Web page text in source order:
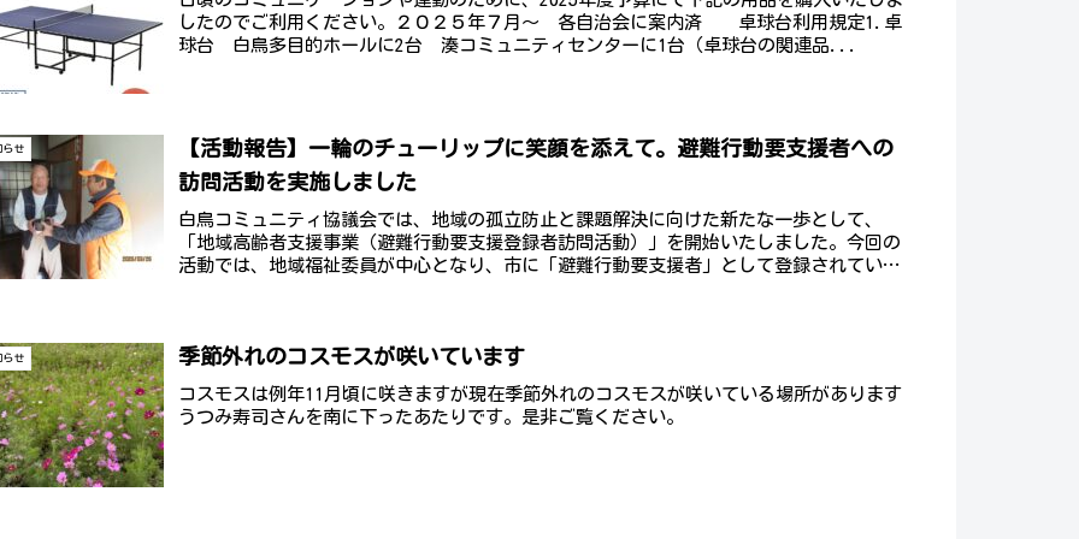
したのでご利用ください。２０２５年７月～ 各自治会に案内済 卓球台利用規定1.卓
球台 白鳥多目的ホールに2台 湊コミュニティセンターに1台（卓球台の関連品...
らせ
【活動報告】一輪のチューリップに笑顔を添えて。避難行動要支援者への
訪問活動を実施しました
白鳥コミュニティ協議会では、地域の孤立防止と課題解決に向けた新たな一歩として、
「地域高齢者支援事業（避難行動要支援登録者訪問活動）」を開始いたしました。今回の
活動では、地域福祉委員が中心となり、市に「避難行動要支援者」として登録されている
らせ 季節外れのコスモスが咲いています
コスモスは例年11月頃に咲きますが現在季節外れのコスモスが咲いている場所があります
うつみ寿司さんを南に下ったあたりです。是非ご覧ください。